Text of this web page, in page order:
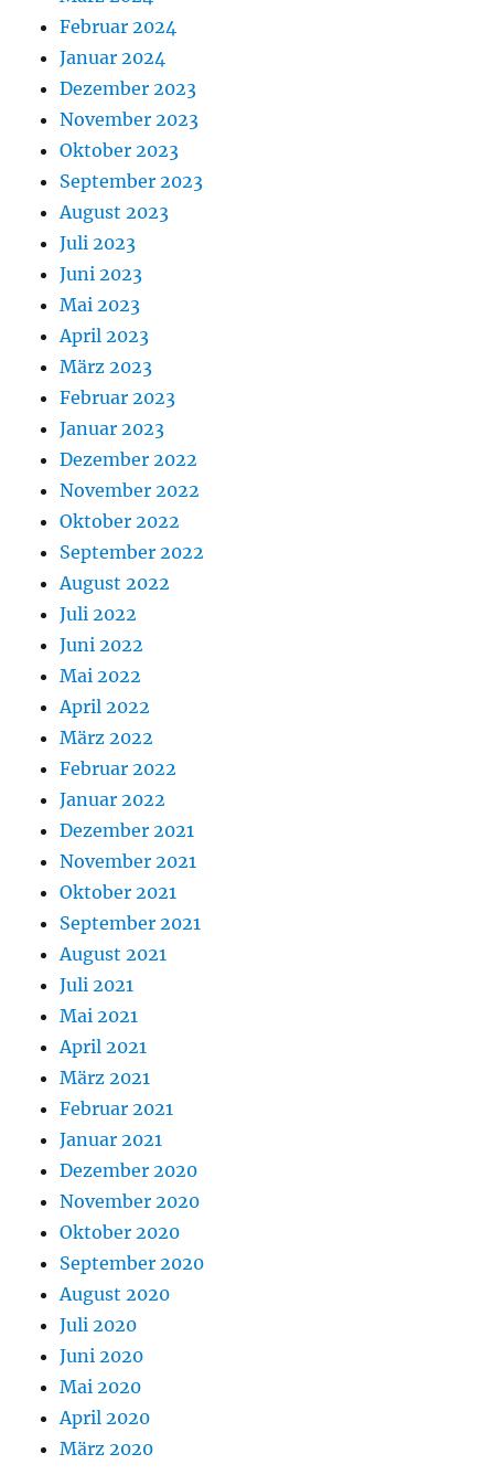
Februar 2024
Januar 2024
Dezember 2023
November 2023
Oktober 2023
September 2023
August 2023
Juli 2023
Juni 2023
Mai 2023
April 2023
März 2023
Februar 2023
Januar 2023
Dezember 2022
November 2022
Oktober 2022
September 2022
August 2022
Juli 2022
Juni 2022
Mai 2022
April 2022
März 2022
Februar 2022
Januar 2022
Dezember 2021
November 2021
Oktober 2021
September 2021
August 2021
Juli 2021
Mai 2021
April 2021
März 2021
Februar 2021
Januar 2021
Dezember 2020
November 2020
Oktober 2020
September 2020
August 2020
Juli 2020
Juni 2020
Mai 2020
April 2020
März 2020